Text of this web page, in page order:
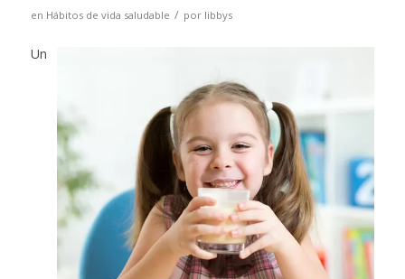
en Hábitos de vida saludable / por libbys
Un